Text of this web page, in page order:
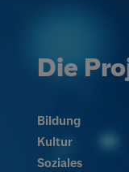
Die
Bildung
Kultur
Soziales